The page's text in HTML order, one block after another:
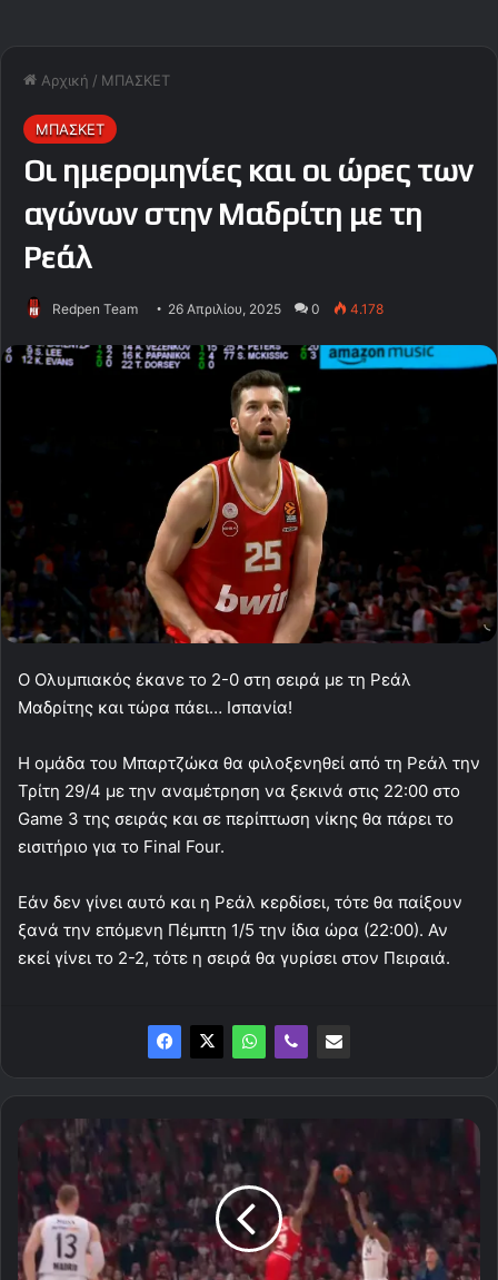
Αρχική / ΜΠΑΣΚΕΤ
ΜΠΑΣΚΕΤ
Οι ημερομηνίες και οι ώρες των
αγώνων στην Μαδρίτη με τη
Ρεάλ
Redpen Team 26 Απριλίου, 2025 0 4.178
Ο Ολυμπιακός έκανε το 2-0 στη σειρά με τη Ρεάλ
Μαδρίτης και τώρα πάει… Ισπανία!
Η ομάδα του Μπαρτζώκα θα φιλοξενηθεί από τη Ρεάλ την
Τρίτη 29/4 με την αναμέτρηση να ξεκινά στις 22:00 στο
Game 3 της σειράς και σε περίπτωση νίκης θα πάρει το
εισιτήριο για το Final Four.
Εάν δεν γίνει αυτό και η Ρεάλ κερδίσει, τότε θα παίξουν
ξανά την επόμενη Πέμπτη 1/5 την ίδια ώρα (22:00). Αν
εκεί γίνει το 2-2, τότε η σειρά θα γυρίσει στον Πειραιά.
Τα
highlights
του
Ολυμπιακός
Ρεάλ
Μ.